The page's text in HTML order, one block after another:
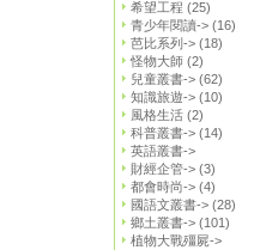
希望工程 (25)
青少年閱讀-> (16)
芭比系列-> (18)
怪物大師 (2)
兒童叢書-> (62)
知識旅遊-> (10)
風格生活 (2)
科普叢書-> (14)
英語叢書->
財經企管-> (3)
都會時尚-> (4)
國語文叢書-> (28)
鄉土叢書-> (101)
植物大戰殭屍->